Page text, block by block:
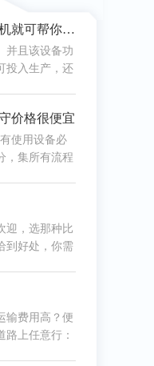
开办一个石料厂太麻烦？投资高？一台流动石子加工机就可帮你轻松搞定
并且该设备功
投入生产，还
价格很便宜
使用设备必
，集所有流程
迎，选那种比
到好处，你需
输费用高？便
上任意行：